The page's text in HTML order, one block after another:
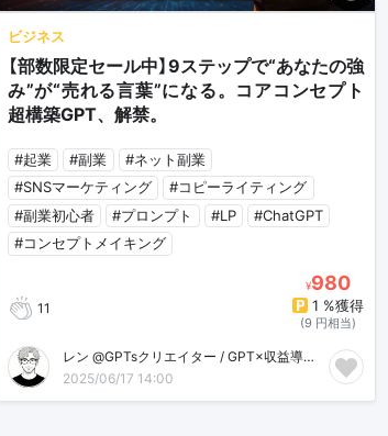
ビジネス
【部数限定セール中】9ステップで“あなたの強
み”が“売れる言葉”になる。コアコンセプト
超構築GPT、解禁。
#起業 #副業
#ネット副業
#SNSマーケティング
#コピーライティング
#副業初心者
#プロンプト #LP
#ChatGPT
#コンセプトメイキング
11
¥980
1 %獲得
(9 円相当)
レン @GPTsクリエイター / GPT×収益導線の錬金術師
2025/06/17 14:00